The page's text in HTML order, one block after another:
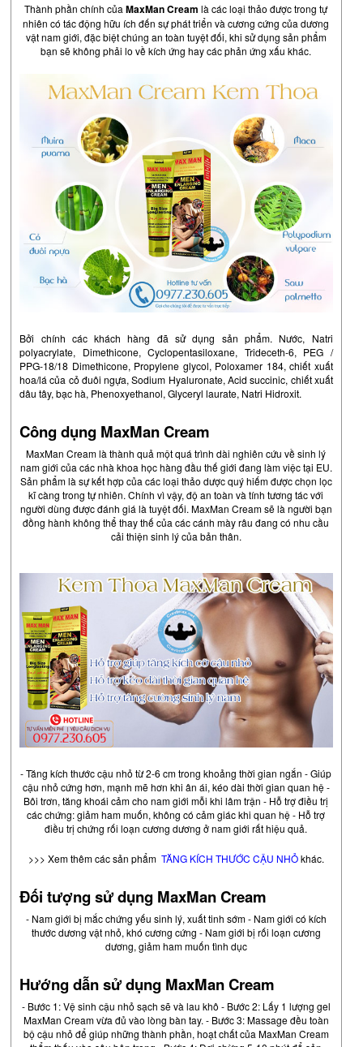
Thành phần chính củaMaxMan Cream là các loại thảo được trong tự
nhiên có tác động hữu ích đến sự phát triển và cương cứng của dương
vật nam giới, đặc biệt chúng an toàn tuyệt đối, khi sử dụng sản phẩm
bạn sẽ không phải lo về kích ứng hay các phản ứng xấu khác.
Bởi chính các khách hàng đã sử dụng sản phẩm. Nước, Natri
polyacrylate, Dimethicone, Cyclopentasiloxane, Trideceth-6, PEG /
PPG-18/18 Dimethicone, Propylene glycol, Poloxamer 184, chiết xuất
hoa/lá của cỏ đuôi ngựa, Sodium Hyaluronate, Acid succinic, chiết xuất
dâu tây, bạc hà, Phenoxyethanol, Glyceryl laurate, Natri Hidroxit.
Công dụng MaxMan Cream
MaxMan Creamlà thành quả một quá trình dài nghiên cứu về sinh lý
nam giới của các nhà khoa học hàng đầu thế giới đang làm việc tại EU.
Sản phẩm là sự kết hợp của các loại thảo dược quý hiếm được chọn lọc
kĩ càng trong tự nhiên. Chính vì vậy, độ an toàn và tính tương tác với
người dùng được đánh giá là tuyệt đối. MaxMan Cream sẽ là người bạn
đồng hành không thể thay thế của các cánh mày râu đang có nhu cầu
cải thiện sinh lý của bản thân.
- Tăng kích thước cậu nhỏ từ 2-6 cm trong khoảng thời gian ngắn - Giúp
cậu nhỏ cứng hơn, mạnh mẽ hơn khi ân ái, kéo dài thời gian quan hệ -
Bôi trơn, tăng khoái cảm cho nam giới mỗi khi lâm trận - Hỗ trợ điều trị
các chứng: giảm ham muốn, không có cảm giác khi quan hệ - Hỗ trợ
điều trị chứng rối loạn cương dương ở nam giới rất hiệu quả.
>>> Xem thêm các sản phẩm TĂNG KÍCH THƯỚC CẬU NHỎkhác.
Đối tượng sử dụng MaxMan Cream
- Nam giới bị mắc chứng yếu sinh lý, xuất tinh sớm - Nam giới có kích
thước dương vật nhỏ, khó cương cứng - Nam giới bị rối loạn cương
dương, giảm ham muốn tình dục
Hướng dẫn sử dụng MaxMan Cream
- Bước 1: Vệ sinh cậu nhỏ sạch sẽ và lau khô - Bước 2: Lấy 1 lượng gel
MaxMan Cream vừa đủ vào lòng bàn tay. - Bước 3: Massage đều toàn
bộ cậu nhỏ để giúp những thành phần, hoạt chất của MaxMan Cream